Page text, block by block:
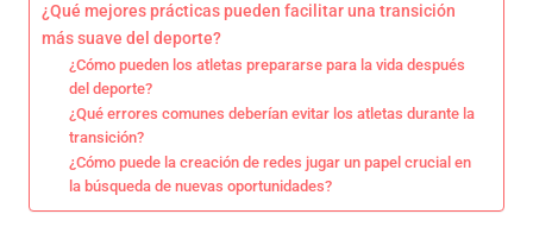
¿Qué mejores prácticas pueden facilitar una transición
más suave del deporte?
¿Cómo pueden los atletas prepararse para la vida después
del deporte?
¿Qué errores comunes deberían evitar los atletas durante la
transición?
¿Cómo puede la creación de redes jugar un papel crucial en
la búsqueda de nuevas oportunidades?